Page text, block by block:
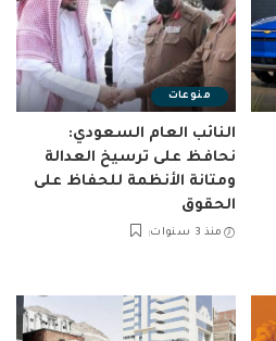
منوعات
النائب العام السعودي:
نحافظ على ترسيخ العدالة
ومتانة الأنظمة للحفاظ على
الحقوق
منذ 3 سنوات